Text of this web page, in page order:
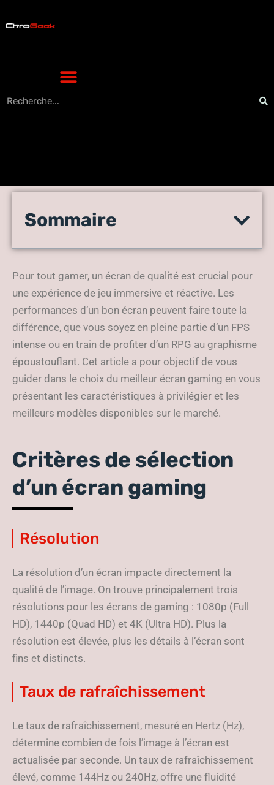
Les Meilleurs Écrans de
Ultime en High-Tech
Sommaire
Pour tout gamer, un écran de qualité est crucial pour
une expérience de jeu immersive et réactive. Les
performances d’un bon écran peuvent faire toute la
différence, que vous soyez en pleine partie d’un FPS
intense ou en train de profiter d’un RPG au graphisme
époustouflant. Cet article a pour objectif de vous
guider dans le choix du meilleur écran gaming en vous
présentant les caractéristiques à privilégier et les
meilleurs modèles disponibles sur le marché.
Critères de sélection
d’un écran gaming
Résolution
La résolution d’un écran impacte directement la
qualité de l’image. On trouve principalement trois
résolutions pour les écrans de gaming : 1080p (Full
HD), 1440p (Quad HD) et 4K (Ultra HD). Plus la
résolution est élevée, plus les détails à l’écran sont
fins et distincts.
Taux de rafraîchissement
Le taux de rafraîchissement, mesuré en Hertz (Hz),
détermine combien de fois l’image à l’écran est
actualisée par seconde. Un taux de rafraîchissement
élevé, comme 144Hz ou 240Hz, offre une fluidité